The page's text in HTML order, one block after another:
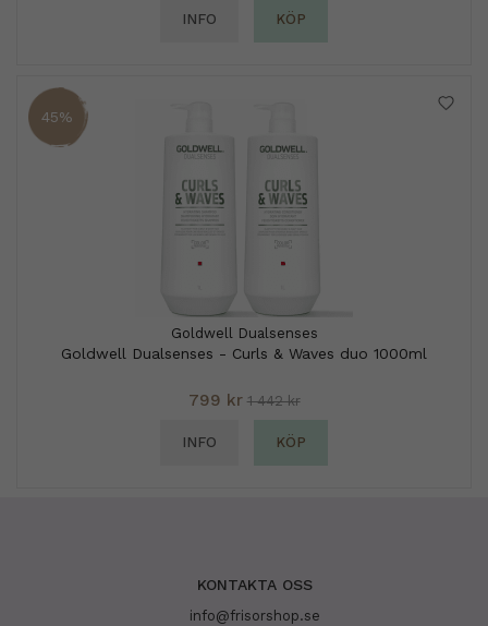
INFO KÖP
45%
Goldwell Dualsenses
Goldwell Dualsenses - Curls & Waves duo 1000ml
799 kr 1 442 kr
INFO KÖP
KONTAKTA OSS
info@frisorshop.se